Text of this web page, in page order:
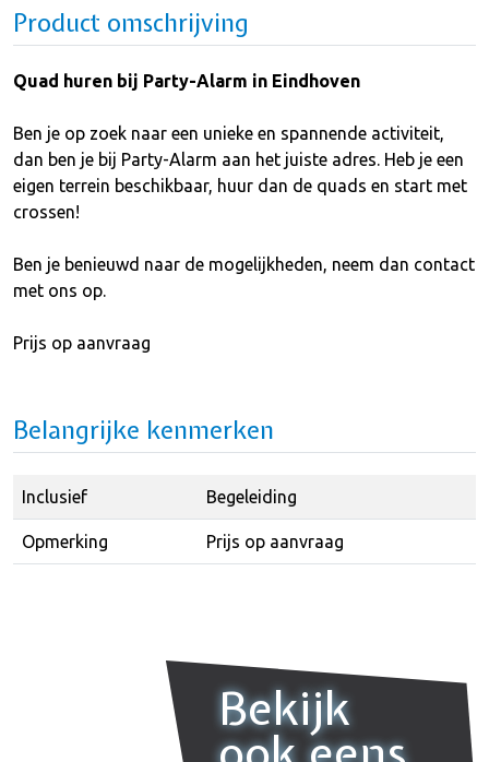
Product omschrijving
Quad huren bij Party-Alarm in Eindhoven
Ben je op zoek naar een unieke en spannende activiteit,
dan ben je bij Party-Alarm aan het juiste adres. Heb je een
eigen terrein beschikbaar, huur dan de quads en start met
crossen!
Ben je benieuwd naar de mogelijkheden, neem dan contact
met ons op.
Prijs op aanvraag
Belangrijke kenmerken
Inclusief Begeleiding
Opmerking Prijs op aanvraag
Bekijk